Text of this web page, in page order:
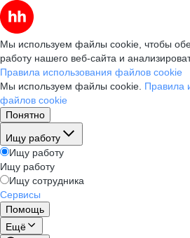
Мы используем файлы cookie, чтобы
работу нашего веб-сайта и
Правила использования файлов cookie
Мы используем файлы cookie. Правила
файлов cookie
Понятно
Ищу работу
Ищу работу
Ищу работу
Ищу сотрудника
Сервисы
Помощь
Ещё